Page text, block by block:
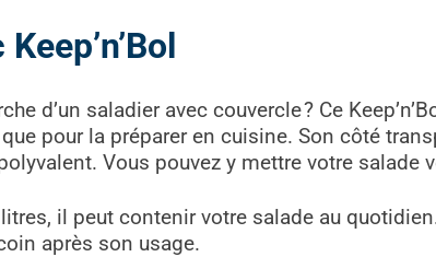
d’un saladier avec couvercle ? Ce
pour la préparer en cuisine. Son côté
Vous pouvez y mettre votre
il peut contenir votre salade au
après son usage.